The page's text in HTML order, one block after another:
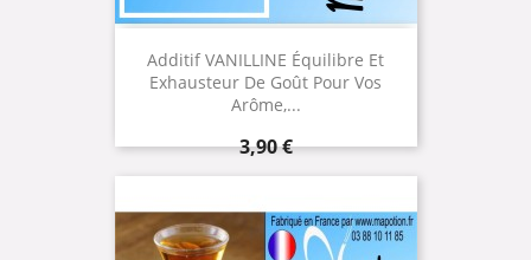
Additif VANILLINE Équilibre Et
Exhausteur De Goût Pour Vos
Arôme,...
Prix
3,90 €